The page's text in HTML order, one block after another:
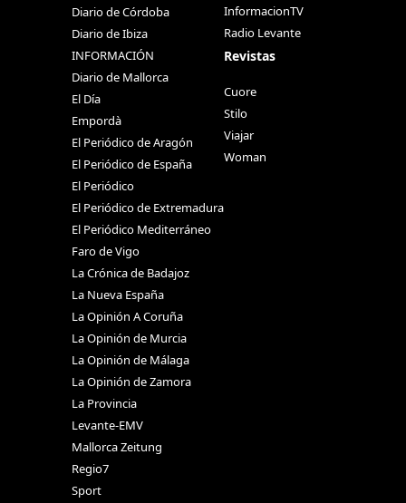
Diario de Córdoba
Diario de Ibiza
INFORMACIÓN
Diario de Mallorca
El Día
Empordà
El Periódico de Aragón
El Periódico de España
El Periódico
El Periódico de Extremadura
El Periódico Mediterráneo
Faro de Vigo
La Crónica de Badajoz
La Nueva España
La Opinión A Coruña
La Opinión de Murcia
La Opinión de Málaga
La Opinión de Zamora
La Provincia
Levante-EMV
Mallorca Zeitung
Regio7
Sport
InformacionTV
Radio Levante
Revistas
Cuore
Stilo
Viajar
Woman